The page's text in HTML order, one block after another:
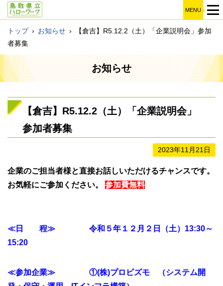
MENU
トップ › お知らせ ›
【倉吉】R5.12.2（土）「企業説明会」参加
者募集
お知らせ
【倉吉】R5.12.2（土）「企業説明会」
参加者募集
2023年11月21日
企業のご担当者様と直接お話しいただけるチャンスです。
お気軽にご参加ください。 参加費無料
≪日 程≫
令和５年１２月２日（土）13:30～
15:20
≪参加企業≫ ①(株)プロビズモ （システム開